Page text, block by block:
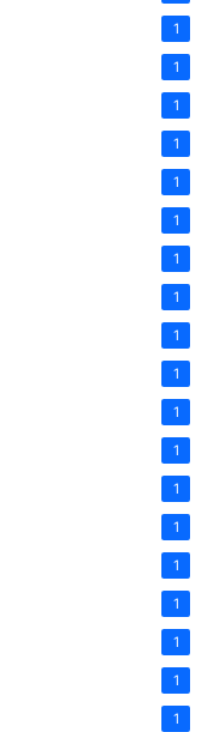
1
1
1
1
1
1
1
1
1
1
1
1
1
1
1
1
1
1
1